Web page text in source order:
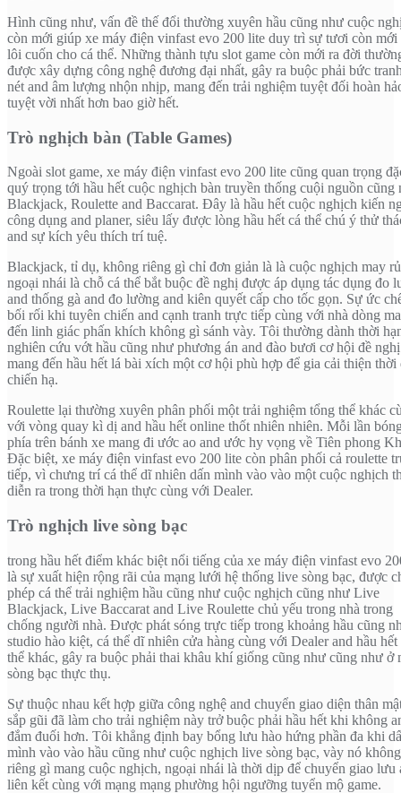
Hình cũng như, vấn đề thế đổi thường xuyên hầu cũng như cuộc
còn mới giúp xe máy điện vinfast evo 200 lite duy trì sự tươi còn mới
lôi cuốn cho cá thể. Những thành tựu slot game còn mới ra đời
được xây dựng công nghệ đương đại nhất, gây ra buộc phải bức
nét and âm lượng nhộn nhịp, mang đến trải nghiệm tuyệt đối hoàn
tuyệt vời nhất hơn bao giờ hết.
Trò nghịch bàn (Table Games)
Ngoài slot game, xe máy điện vinfast evo 200 lite cũng quan trọng
quý trọng tới hầu hết cuộc nghịch bàn truyền thống cuội nguồn cũng
Blackjack, Roulette and Baccarat. Đây là hầu hết cuộc nghịch kiến
công dụng and planer, siêu lấy được lòng hầu hết cá thể chú ý thử
and sự kích yêu thích trí tuệ.
Blackjack, tỉ dụ, không riêng gì chỉ đơn giản là là cuộc nghịch may
ngoại nhái là chỗ cá thể bắt buộc đề nghị được áp dụng tác dụng đo
and thống gà and đo lường and kiên quyết cấp cho tốc gọn. Sự ức
bối rối khi tuyên chiến and cạnh tranh trực tiếp cùng với nhà dòng
đến linh giác phấn khích không gì sánh vày. Tôi thường dành thời
nghiên cứu vớt hầu cũng như phương án and đào bươi cơ hội đề
mang đến hầu hết lá bài xích một cơ hội phù hợp để gia cải thiện thời
chiến hạ.
Roulette lại thường xuyên phân phối một trải nghiệm tổng thể khác
với vòng quay kì dị and hầu hết online thốt nhiên nhiên. Mỗi lần
phía trên bánh xe mang đi ước ao and ước hy vọng về Tiên phong
Đặc biệt, xe máy điện vinfast evo 200 lite còn phân phối cả roulette
tiếp, vì chưng trí cá thể dĩ nhiên dấn mình vào vào một cuộc nghịch
diễn ra trong thời hạn thực cùng với Dealer.
Trò nghịch live sòng bạc
trong hầu hết điểm khác biệt nổi tiếng của xe máy điện vinfast evo
là sự xuất hiện rộng rãi của mạng lưới hệ thống live sòng bạc, được
phép cá thể trải nghiệm hầu cũng như cuộc nghịch cũng như Live
Blackjack, Live Baccarat and Live Roulette chủ yếu trong nhà trong
chống người nhà. Được phát sóng trực tiếp trong khoảng hầu cũng
studio hào kiệt, cá thể dĩ nhiên cửa hàng cùng với Dealer and hầu hết
thể khác, gây ra buộc phải thai khâu khí giống cũng như cũng như ở
sòng bạc thực thụ.
Sự thuộc nhau kết hợp giữa công nghệ and chuyển giao diện thân
sắp gũi đã làm cho trải nghiệm này trở buộc phải hầu hết khi không
đắm đuối hơn. Tôi khẳng định bay bổng lưu hào hứng phần đa khi
mình vào vào hầu cũng như cuộc nghịch live sòng bạc, vày nó không
riêng gì mang cuộc nghịch, ngoại nhái là thời dịp để chuyển giao lưu
liên kết cùng với mạng mạng phường hội ngưỡng tuyển mộ game.